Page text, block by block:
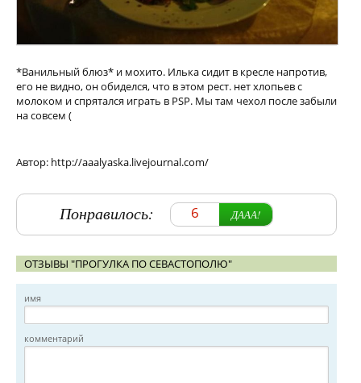
*Ванильный блюз* и мохито. Илька сидит в кресле напротив,
его не видно, он обиделся, что в этом рест. нет хлопьев с
молоком и спрятался играть в PSP. Мы там чехол после забыли
на совсем (
Автор: http://aaalyaska.livejournal.com/
Понравилось: 6 ДААА!
ОТЗЫВЫ "ПРОГУЛКА ПО СЕВАСТОПОЛЮ"
имя
комментарий